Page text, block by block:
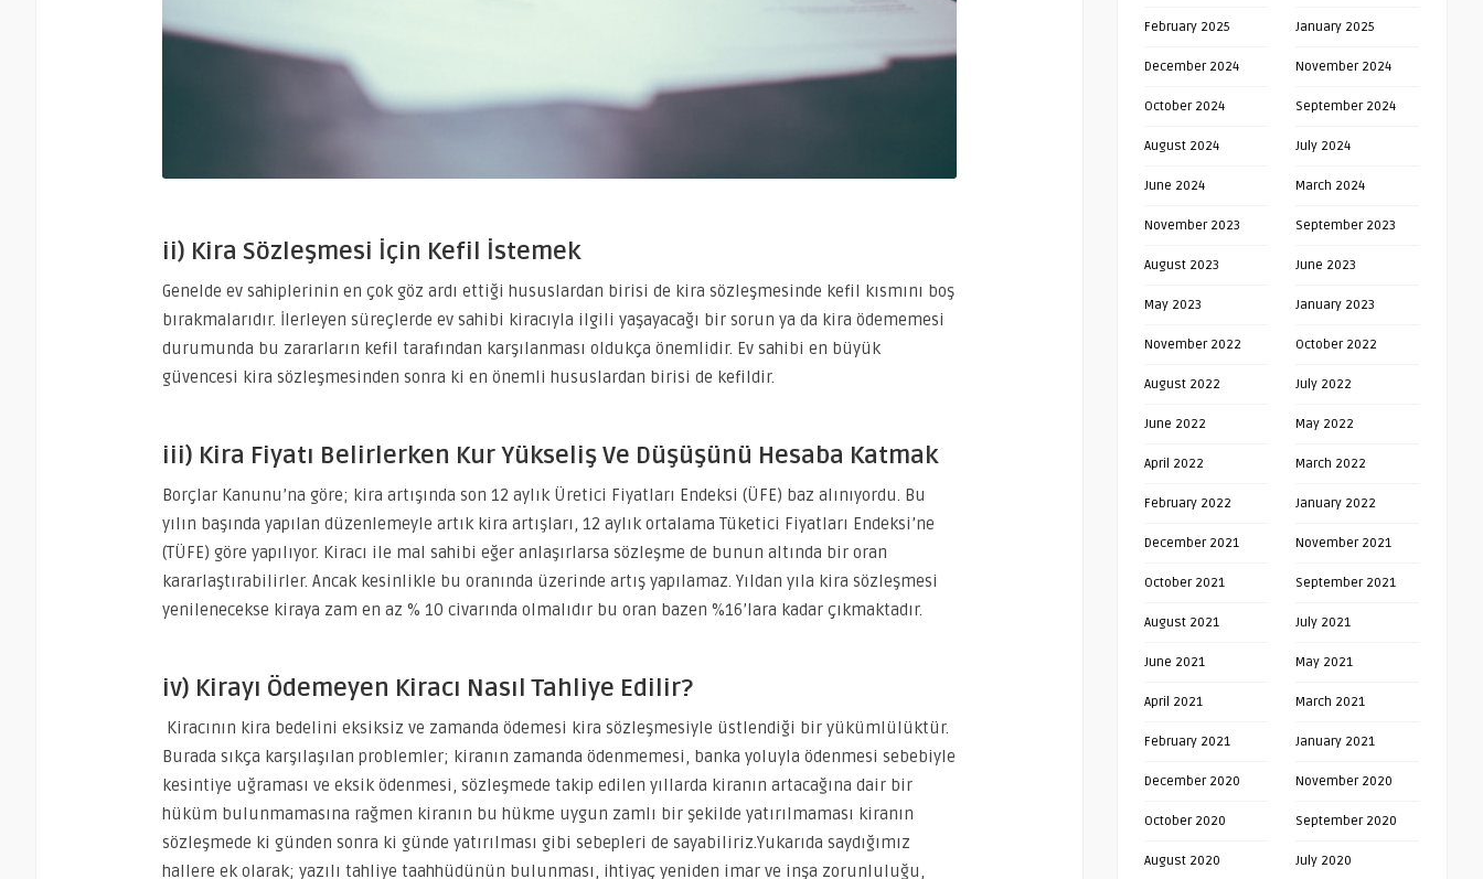
ii) Kira Sözleşmesi İçin Kefil İstemek
Genelde ev sahiplerinin en çok göz ardı ettiği hususlardan birisi de kira sözleşmesinde kefil kısmını boş
bırakmalarıdır. İlerleyen süreçlerde ev sahibi kiracıyla ilgili yaşayacağı bir sorun ya da kira ödememesi
durumunda bu zararların kefil tarafından karşılanması oldukça önemlidir. Ev sahibi en büyük
güvencesi kira sözleşmesinden sonra ki en önemli hususlardan birisi de kefildir.
iii) Kira Fiyatı Belirlerken Kur Yükseliş Ve Düşüşünü Hesaba Katmak
Borçlar Kanunu’na göre; kira artışında son 12 aylık Üretici Fiyatları Endeksi (ÜFE) baz alınıyordu. Bu
yılın başında yapılan düzenlemeyle artık kira artışları, 12 aylık ortalama Tüketici Fiyatları Endeksi’ne
(TÜFE) göre yapılıyor. Kiracı ile mal sahibi eğer anlaşırlarsa sözleşme de bunun altında bir oran
kararlaştırabilirler. Ancak kesinlikle bu oranında üzerinde artış yapılamaz. Yıldan yıla kira sözleşmesi
yenilenecekse kiraya zam en az % 10 civarında olmalıdır bu oran bazen %16’lara kadar çıkmaktadır.
iv) Kirayı Ödemeyen Kiracı Nasıl Tahliye Edilir?
Kiracının kira bedelini eksiksiz ve zamanda ödemesi kira sözleşmesiyle üstlendiği bir yükümlülüktür.
Burada sıkça karşılaşılan problemler; kiranın zamanda ödenmemesi, banka yoluyla ödenmesi sebebiyle
kesintiye uğraması ve eksik ödenmesi, sözleşmede takip edilen yıllarda kiranın artacağına dair bir
hüküm bulunmamasına rağmen kiranın bu hükme uygun zamlı bir şekilde yatırılmaması kiranın
sözleşmede ki günden sonra ki günde yatırılması gibi sebepleri de sayabiliriz.Yukarıda saydığımız
hallere ek olarak; yazılı tahliye taahhüdünün bulunması, ihtiyaç yeniden imar ve inşa zorunluluğu,
February 2025 January 2025
December 2024 November 2024
October 2024 September 2024
August 2024 July 2024
June 2024 March 2024
November 2023 September 2023
August 2023 June 2023
May 2023 January 2023
November 2022 October 2022
August 2022 July 2022
June 2022 May 2022
April 2022 March 2022
February 2022 January 2022
December 2021 November 2021
October 2021 September 2021
August 2021 July 2021
June 2021 May 2021
April 2021 March 2021
February 2021 January 2021
December 2020 November 2020
October 2020 September 2020
August 2020 July 2020